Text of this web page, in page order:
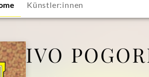
Künstler:innen
IVO